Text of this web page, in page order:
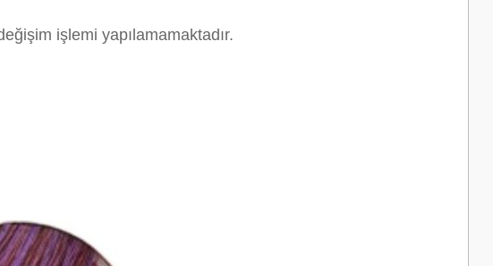
işlemi yapılamamaktadır.